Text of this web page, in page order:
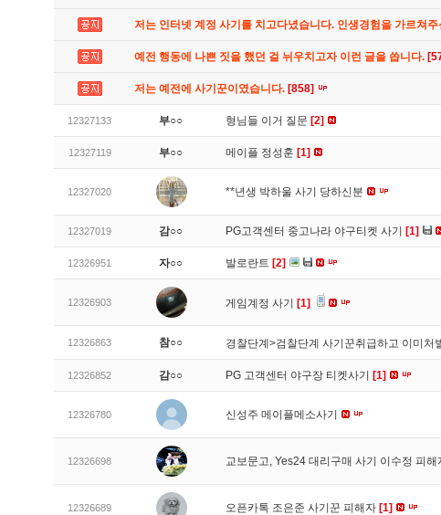
저는 인터넷 계정 사기를 치고다녔습니다. 인생경험을 가르쳐
예전 행동에 나쁜 짓을 했던 걸 뉘우치고자 이런 글을 씁니다.
저는 예전에 사기꾼이였습니다. [858]
12327133 부○○ 형님들 이거 질문 [2]
12327119 부○○ 메이플 정성훈 [1]
12327020 **년생 박하울 사기 당하신분
12327019 감○○ PG고객센터 중고나라 야구티켓 사기 [1]
12326951 자○○ 발로란트 [2]
12326903 게임계정 사기 [1]
12326863 참○○ 경찰단계>검찰단계 사기꾼취급하고 이미처
12326852 감○○ PG 고객센터 야구장 티켓사기 [1]
12326780 신성주 메이플메소사기
12326698 교보문고, Yes24 대리구매 사기 이수정 피해
12326689 오픈카톡 조은준 사기꾼 피해자 [1]